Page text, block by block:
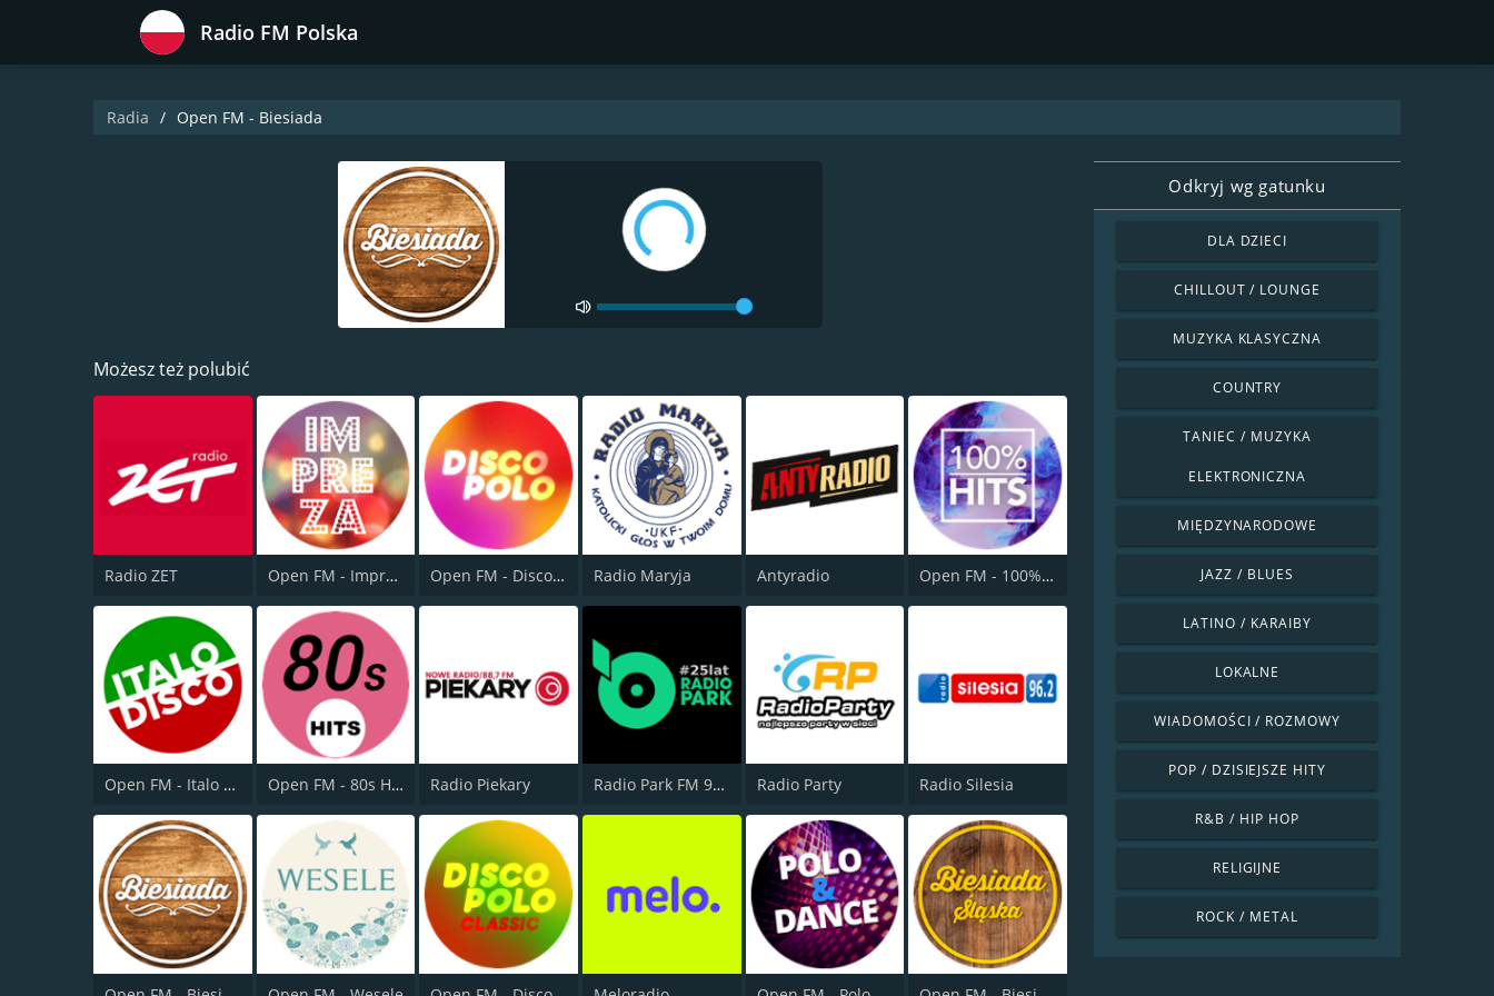
Radio FM Polska
Radia Open FM - Biesiada
Możesz też polubić
Radio ZET Open FM - Impreza Open FM - Disco Polo Radio Maryja Antyradio Open FM - 100% Hits
Open FM - Italo Disco Open FM - 80s Hits Radio Piekary Radio Park FM 93.9 Radio Party Radio Silesia
Odkryj wg gatunku
DLA DZIECI
CHILLOUT / LOUNGE
MUZYKA KLASYCZNA
COUNTRY
TANIEC / MUZYKA
ELEKTRONICZNA
MIĘDZYNARODOWE
JAZZ / BLUES
LATINO / KARAIBY
LOKALNE
WIADOMOŚCI / ROZMOWY
POP / DZISIEJSZE HITY
R&B / HIP HOP
RELIGIJNE
ROCK / METAL